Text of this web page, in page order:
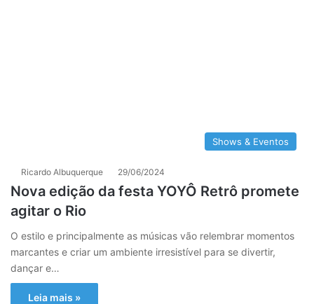
Shows & Eventos
Ricardo Albuquerque 29/06/2024
Nova edição da festa YOYÔ Retrô promete
agitar o Rio
O estilo e principalmente as músicas vão relembrar momentos
marcantes e criar um ambiente irresistível para se divertir,
dançar e…
Leia mais »